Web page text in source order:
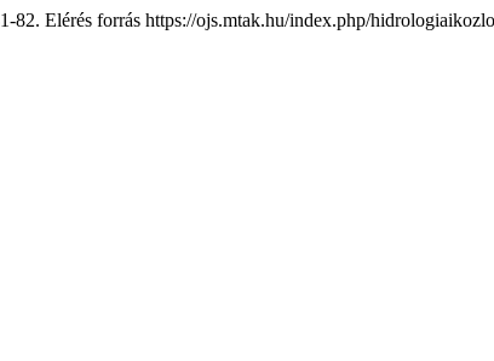
82. Elérés forrás https://ojs.mtak.hu/index.php/